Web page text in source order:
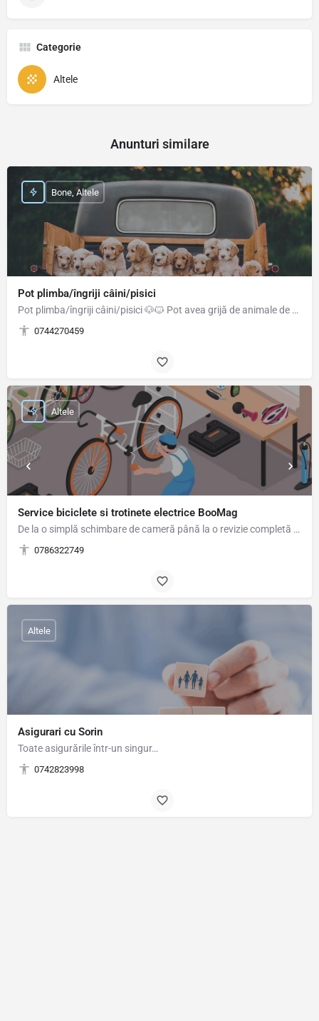
Categorie
Altele
Anunturi similare
Pot plimba/îngriji câini/pisici
Pot plimba/îngriji câini/pisici 🐶🐱 Pot avea grijă de animale de companie/plante cât timp proprietarii sunt…
0744270459
Bone, Altele
Service biciclete si trotinete electrice BooMag
De la o simplă schimbare de cameră până la o revizie completă a bicicletei sau trotinetei electrice, la noi…
0786322749
Altele
Asigurari cu Sorin
Toate asigurările într-un singur…
0742823998
Altele